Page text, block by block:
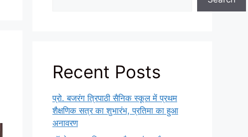
Recent Posts
प्रो. बजरंग त्रिपाठी सैनिक स्कूल में प्रथम
शैक्षणिक सत्र का शुभारंभ, प्रतिमा का हुआ
अनावरण